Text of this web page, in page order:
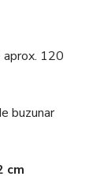
aprox. 120
buzunar
cm